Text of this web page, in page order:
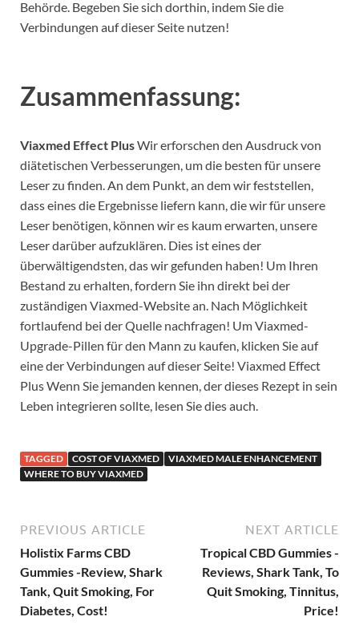
Behörde. Begeben Sie sich dorthin, indem Sie die
Verbindungen auf dieser Seite nutzen!
Zusammenfassung:
Viaxmed Effect PlusWir erforschen den Ausdruck von
diätetischen Verbesserungen, um die besten für unsere
Leser zu finden. An dem Punkt, an dem wir feststellen,
dass eines die Ergebnisse liefern kann, die wir für unsere
Leser benötigen, können wir es kaum erwarten, unsere
Leser darüber aufzuklären. Dies ist eines der
überwältigendsten, das wir gefunden haben! Um Ihren
Bestand zu erhalten, fordern Sie ihn direkt bei der
zuständigen Viaxmed-Website an. Nach Möglichkeit
fortlaufend bei der Quelle nachfragen! Um Viaxmed-
Upgrade-Pillen für den Mann zu kaufen, klicken Sie auf
eine der Verbindungen auf dieser Seite! Viaxmed Effect
Plus Wenn Sie jemanden kennen, der dieses Rezept in sein
Leben integrieren sollte, lesen Sie dies auch.
TAGGED COST OF VIAXMED
VIAXMED MALE ENHANCEMENT
WHERE TO BUY VIAXMED
PREVIOUS ARTICLE
Holistix Farms CBD
Gummies -Review, Shark
Tank, Quit Smoking, For
Diabetes, Cost!
NEXT ARTICLE
Tropical CBD Gummies -
Reviews, Shark Tank, To
Quit Smoking, Tinnitus,
Price!